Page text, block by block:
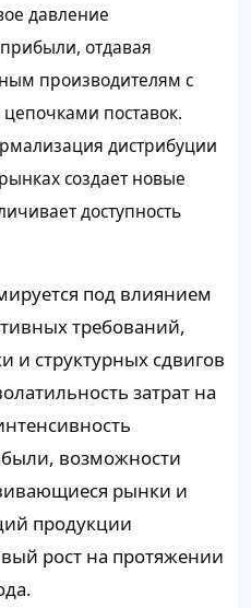
давление
отдавая
производителям с
поставок.
дистрибуции
создает новые
доступность
под влиянием
требований,
и структурных сдвигов
затрат на
возможности
рынки и
продукции
рост на протяжении